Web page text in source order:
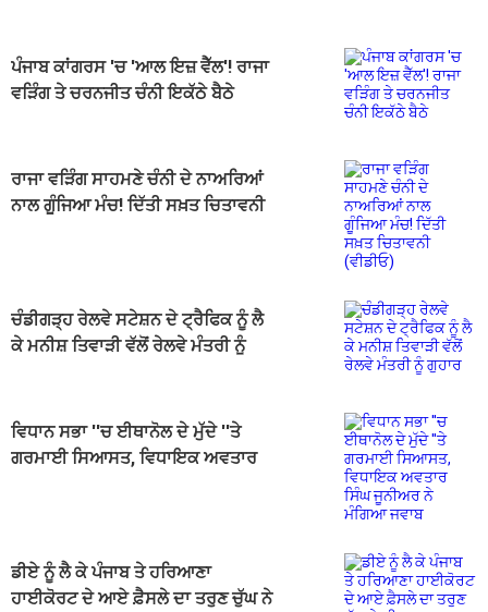
ਪੰਜਾਬ ਕਾਂਗਰਸ 'ਚ 'ਆਲ ਇਜ਼ ਵੈੱਲ'! ਰਾਜਾ
ਵੜਿੰਗ ਤੇ ਚਰਨਜੀਤ ਚੰਨੀ ਇਕੱਠੇ ਬੈਠੇ
ਰਾਜਾ ਵੜਿੰਗ ਸਾਹਮਣੇ ਚੰਨੀ ਦੇ ਨਾਅਰਿਆਂ
ਨਾਲ ਗੂੰਜਿਆ ਮੰਚ! ਦਿੱਤੀ ਸਖ਼ਤ ਚਿਤਾਵਨੀ
ਚੰਡੀਗੜ੍ਹ ਰੇਲਵੇ ਸਟੇਸ਼ਨ ਦੇ ਟ੍ਰੈਫਿਕ ਨੂੰ ਲੈ
ਕੇ ਮਨੀਸ਼ ਤਿਵਾੜੀ ਵੱਲੋਂ ਰੇਲਵੇ ਮੰਤਰੀ ਨੂੰ
ਵਿਧਾਨ ਸਭਾ ''ਚ ਈਥਾਨੋਲ ਦੇ ਮੁੱਦੇ ''ਤੇ
ਗਰਮਾਈ ਸਿਆਸਤ, ਵਿਧਾਇਕ ਅਵਤਾਰ
ਡੀਏ ਨੂੰ ਲੈ ਕੇ ਪੰਜਾਬ ਤੇ ਹਰਿਆਣਾ
ਹਾਈਕੋਰਟ ਦੇ ਆਏ ਫ਼ੈਸਲੇ ਦਾ ਤਰੁਣ ਚੁੱਘ ਨੇ